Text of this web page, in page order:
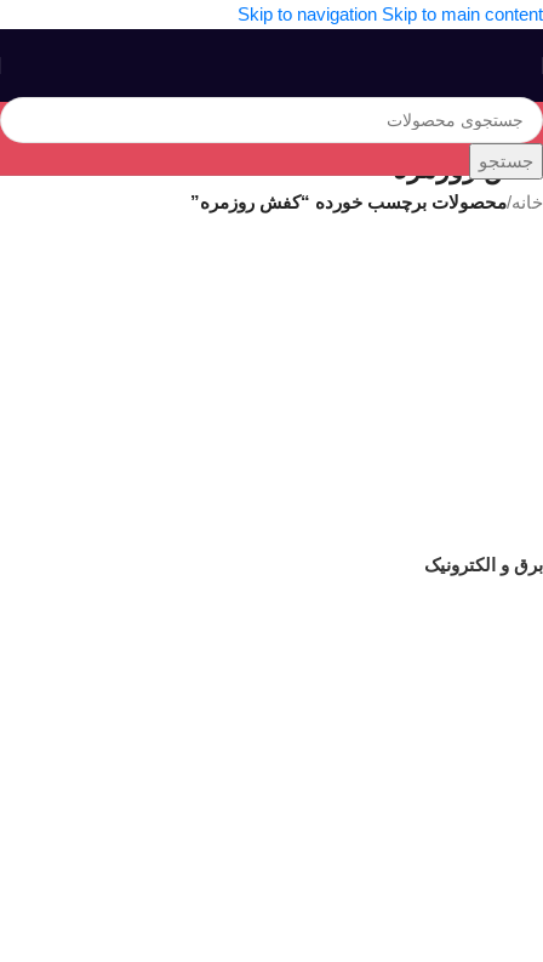
Skip to navigation Skip to main content
جستجو
کفش روزمره
خانه/محصولات برچسب خورده “کفش روزمره”
برق و الکترونیک